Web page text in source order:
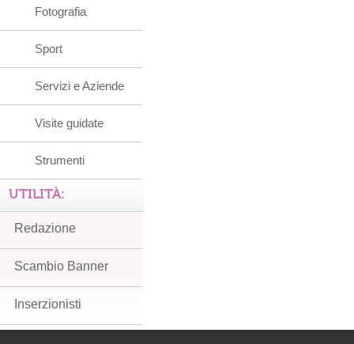
Fotografia
Sport
Servizi e Aziende
Visite guidate
Strumenti
UTILITÀ:
Redazione
Scambio Banner
Inserzionisti